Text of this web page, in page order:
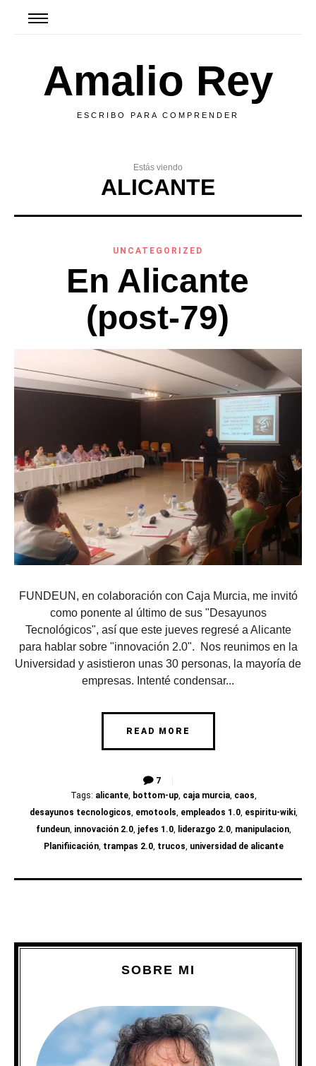
Amalio Rey
ESCRIBO PARA COMPRENDER
Estás viendo
ALICANTE
UNCATEGORIZED
En Alicante
(post-79)
FUNDEUN, en colaboración con Caja Murcia, me invitó
como ponente al último de sus "Desayunos
Tecnológicos", así que este jueves regresé a Alicante
para hablar sobre "innovación 2.0". Nos reunimos en la
Universidad y asistieron unas 30 personas, la mayoría de
empresas. Intenté condensar...
READ MORE
7
Tags: alicante, bottom-up, caja murcia, caos,
desayunos tecnologicos, emotools, empleados 1.0, espiritu-wiki,
fundeun, innovación 2.0, jefes 1.0, liderazgo 2.0, manipulacion,
Planifiicación, trampas 2.0, trucos, universidad de alicante
SOBRE MI